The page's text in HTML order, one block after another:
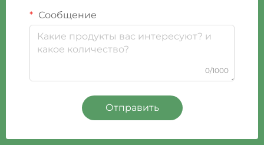
Сообщение
0/1000
Отправить